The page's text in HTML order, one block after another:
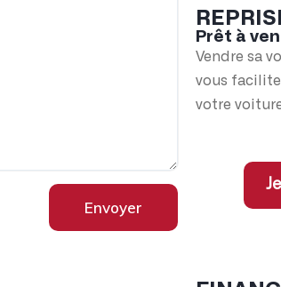
Envoyer
Prêt à
Vendre sa
vous
votre